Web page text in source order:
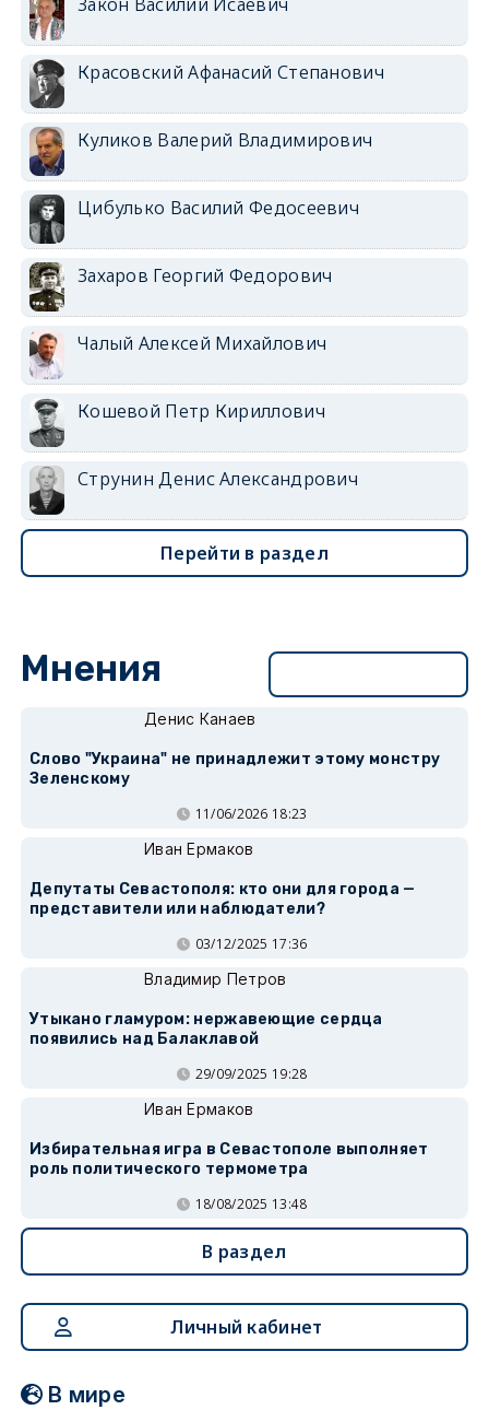
Красовский Афанасий Степанович
Куликов Валерий Владимирович
Цибулько Василий Федосеевич
Захаров Георгий Федорович
Чалый Алексей Михайлович
Кошевой Петр Кириллович
Струнин Денис Александрович
Перейти в раздел
Мнения
Денис Канаев
Слово "Украина" не принадлежит этому монстру
Зеленскому
11/06/2026 18:23
Иван Ермаков
Депутаты Севастополя: кто они для города —
представители или наблюдатели?
03/12/2025 17:36
Владимир Петров
Утыкано гламуром: нержавеющие сердца
появились над Балаклавой
29/09/2025 19:28
Иван Ермаков
Избирательная игра в Севастополе выполняет
роль политического термометра
18/08/2025 13:48
В раздел
Личный кабинет
В мире